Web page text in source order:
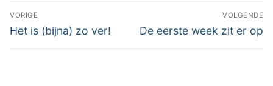
Bericht
navigatie
VORIGE
Vorig
Het is (bijna) zo ver!
VOLGENDE
Volgend
De eerste week zit er op